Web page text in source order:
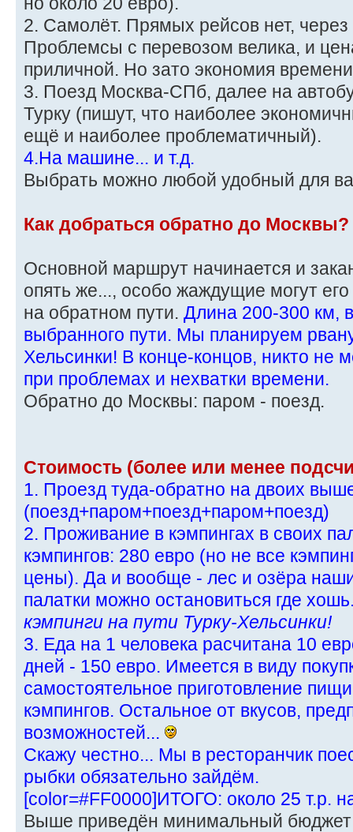
2. Самолёт. Прямых рейсов нет,
Проблемсы с перевозом велика, и
приличной. Но зато экономия
3. Поезд Москва-СПб, далее на
Турку (пишут, что наиболее
ещё и наиболее проблематичный).
4.На машине... и т.д.
Выбрать можно любой удобный для
Как добраться обратно до Москвы?
Основной маршрут начинается и
опять же..., особо жаждущие могут
на обратном пути. Длина 200-300 км,
выбранного пути. Мы планируем
Хельсинки! В конце-концов, никто не
при проблемах и нехватки времени.
Обратно до Москвы: паром - поезд.
Стоимость (более или менее
1. Проезд туда-обратно на двоих
(поезд+паром+поезд+паром+поезд)
2. Проживание в кэмпингах в своих
кэмпингов: 280 евро (но не все
цены). Да и вообще - лес и озёра
палатки можно остановиться где
кэмпинги на пути Турку-Хельсинки!
3. Еда на 1 человека расчитана 10
дней - 150 евро. Имеется в виду
самостоятельное приготовление
кэмпингов. Остальное от вкусов,
возможностей...
Скажу честно... Мы в ресторанчик
рыбки обязательно зайдём.
[color=#FF0000]ИТОГО: около 25 т.р.
Выше приведён минимальный